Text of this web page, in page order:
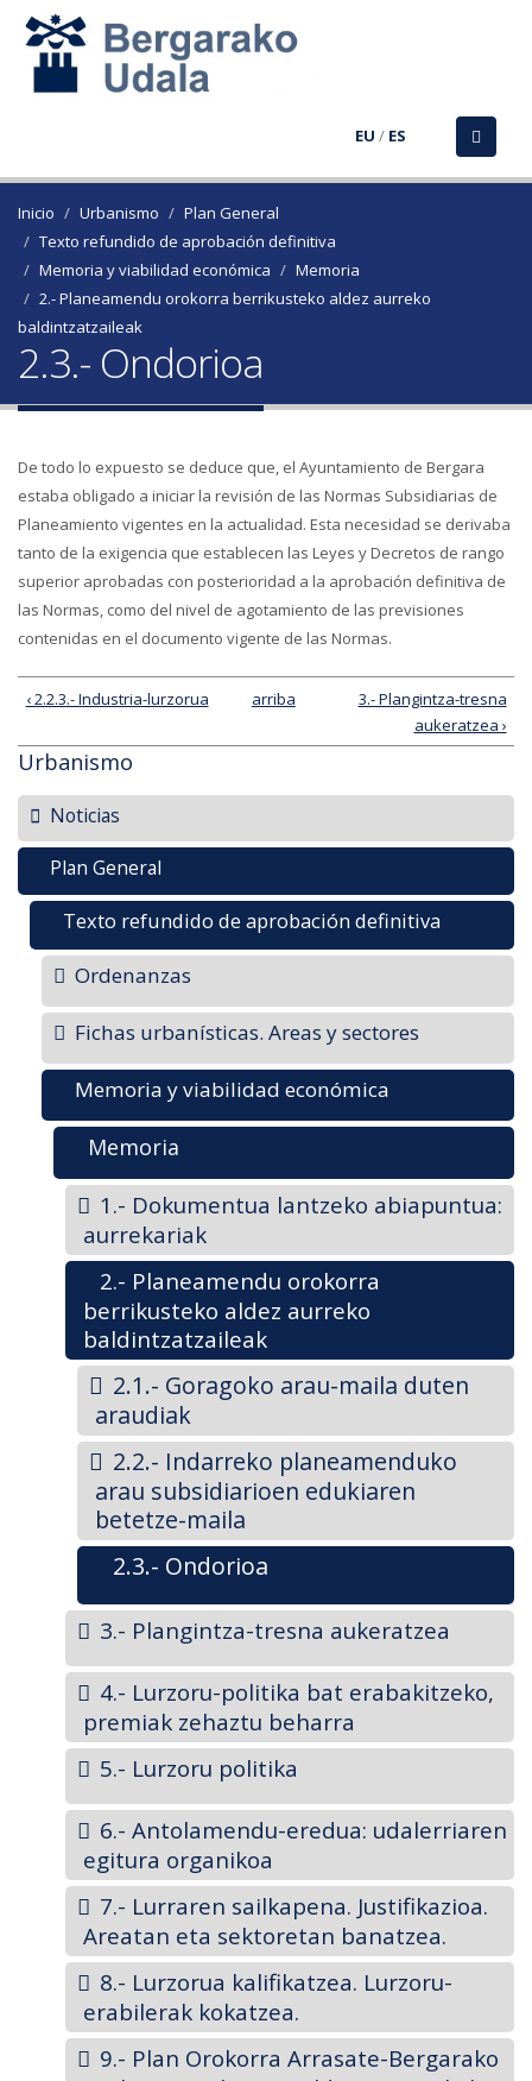
EU / ES
Inicio Urbanismo
Plan General
Texto refundido de aprobación definitiva
Memoria y viabilidad económica
Memoria
2.- Planeamendu orokorra berrikusteko aldez aurreko
baldintzatzaileak
2.3.- Ondorioa
De todo lo expuesto se deduce que, el Ayuntamiento de Bergara
estaba obligado a iniciar la revisión de las Normas Subsidiarias de
Planeamiento vigentes en la actualidad. Esta necesidad se derivaba
tanto de la exigencia que establecen las Leyes y Decretos de rango
superior aprobadas con posterioridad a la aprobación definitiva de
las Normas, como del nivel de agotamiento de las previsiones
contenidas en el documento vigente de las Normas.
‹ 2.2.3.- Industria-lurzorua arriba
3.- Plangintza-tresna
aukeratzea ›
Urbanismo
Noticias
Plan General
Texto refundido de aprobación definitiva
Ordenanzas
Fichas urbanísticas. Areas y sectores
Memoria y viabilidad económica
Memoria
1.- Dokumentua lantzeko abiapuntua:
aurrekariak
2.- Planeamendu orokorra
berrikusteko aldez aurreko
baldintzatzaileak
2.1.- Goragoko arau-maila duten
araudiak
2.2.- Indarreko planeamenduko
arau subsidiarioen edukiaren
betetze-maila
2.3.- Ondorioa
3.- Plangintza-tresna aukeratzea
4.- Lurzoru-politika bat erabakitzeko,
premiak zehaztu beharra
5.- Lurzoru politika
6.- Antolamendu-eredua: udalerriaren
egitura organikoa
7.- Lurraren sailkapena. Justifikazioa.
Areatan eta sektoretan banatzea.
8.- Lurzorua kalifikatzea. Lurzoru-
erabilerak kokatzea.
9.- Plan Orokorra Arrasate-Bergarako